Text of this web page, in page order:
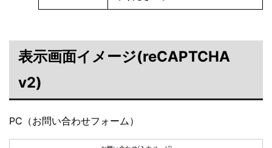
表示画面イメージ(reCAPTCHA
v2)
PC（お問い合わせフォーム）